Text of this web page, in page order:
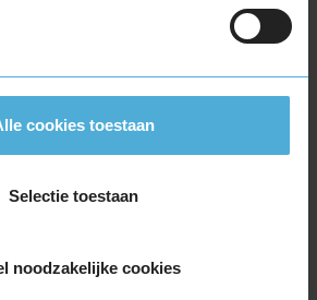
cookies toestaan
Selectie toestaan
noodzakelijke cookies